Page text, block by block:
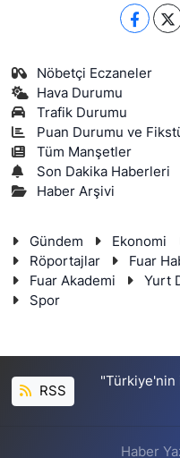
Nöbetçi Eczaneler
Hava Durumu
Trafik Durumu
Puan Durumu ve
Tüm Manşetler
Son Dakika Haberleri
Haber Arşivi
Gündem Ekonomi
Röportajlar
Fuar
Fuar Akademi
Yurt
Spor
RSS
"Türkiye'nin
Haber